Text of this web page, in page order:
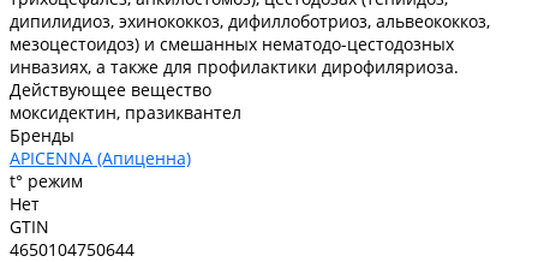
дипилидиоз, эхинококкоз, дифиллоботриоз, альвеококкоз,
мезоцестоидоз) и смешанных нематодо-цестодозных
инвазиях, а также для профилактики дирофиляриоза.
Действующее вещество
моксидектин, празиквантел
Бренды
APICENNA (Апиценна)
t° режим
Нет
GTIN
4650104750644